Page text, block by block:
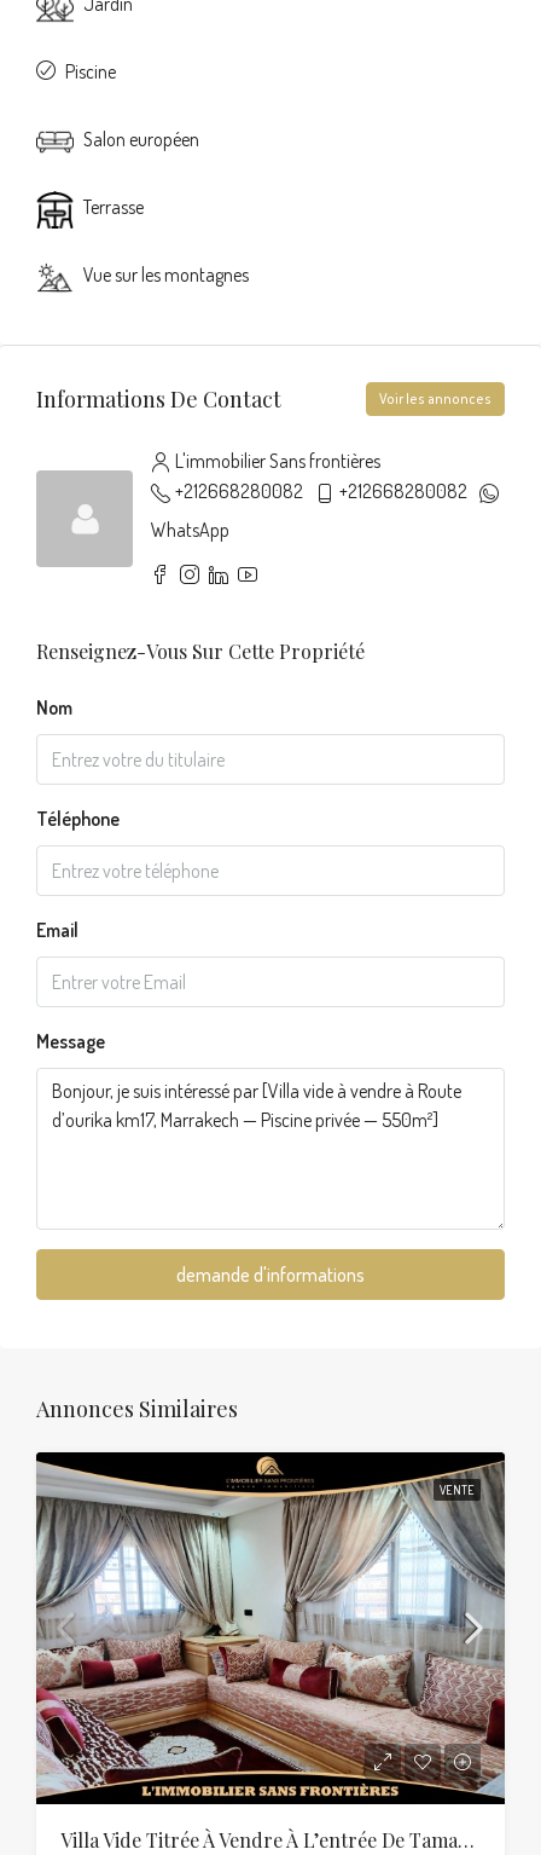
Piscine
Salon européen
Terrasse
Vue sur les montagnes
Informations De Contact Voir les annonces
L'immobilier Sans frontières
+212668280082
+212668280082
WhatsApp
Renseignez-Vous Sur Cette Propriété
Nom
Téléphone
Email
Message
demande d'informations
Annonces Similaires
VENTE
Villa Vide Titrée À Vendre À L’entrée De Tamansourt – 320 M² De Terrain – 4 Façades